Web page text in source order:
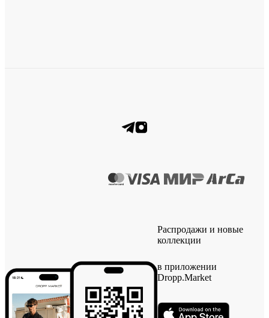
Распродажи и новые
коллекции
в приложении
Dropp.Market